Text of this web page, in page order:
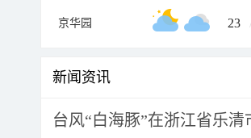
京华园 23
新闻资讯
台风“白海豚”在浙江省乐